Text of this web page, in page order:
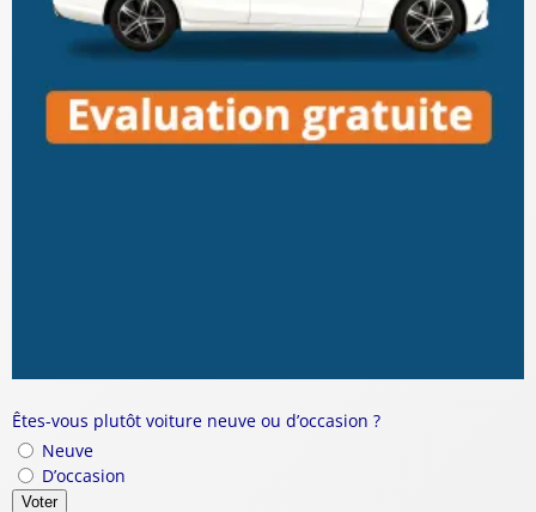
Êtes-vous plutôt voiture neuve ou d’occasion ?
Neuve
D’occasion
Voter